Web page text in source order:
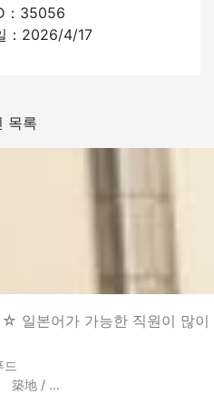
：35056
：2026/4/17
목록
일본어가 가능한 직원이 많
드
/ 東京都